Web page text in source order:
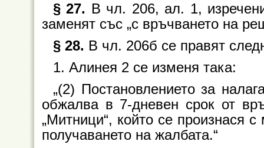
§ 27. В чл. 206, ал. 1,
заменят със „с връчването на
§ 28. В чл. 206б се правят
1. Алинея 2 се изменя така:
„(2) Постановлението за
обжалва в 7-дневен срок от
„Митници“, който се произнася
получаването на жалбата.“